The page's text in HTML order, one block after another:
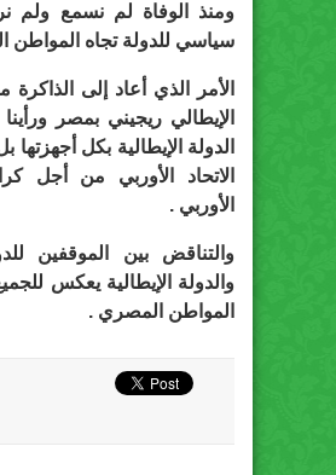
ومنذ الوفاة لم نسمع ولم
سياسي للدولة تجاه المواطن
الأمر الذي أعاد إلى
الإيطالي ريجيني بمصر
الدولة الإيطالية بكل
الاتحاد الأوربي من أجل
الأوربي .
والتناقض بين الموقفين
والدولة الإيطالية يعكس
المواطن المصري .